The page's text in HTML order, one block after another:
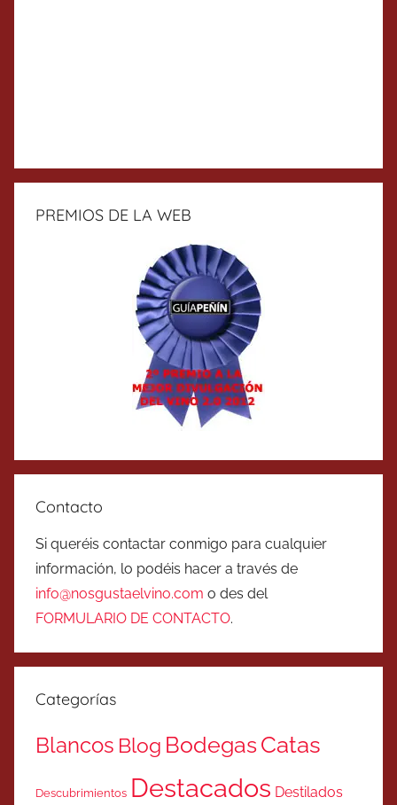
PREMIOS DE LA WEB
Contacto
Si queréis contactar conmigo para cualquier
información, lo podéis hacer a través de
info@nosgustaelvino.com o des del
FORMULARIO DE CONTACTO.
Categorías
Blancos Blog BodegasCatas
Descubrimientos Destacados Destilados